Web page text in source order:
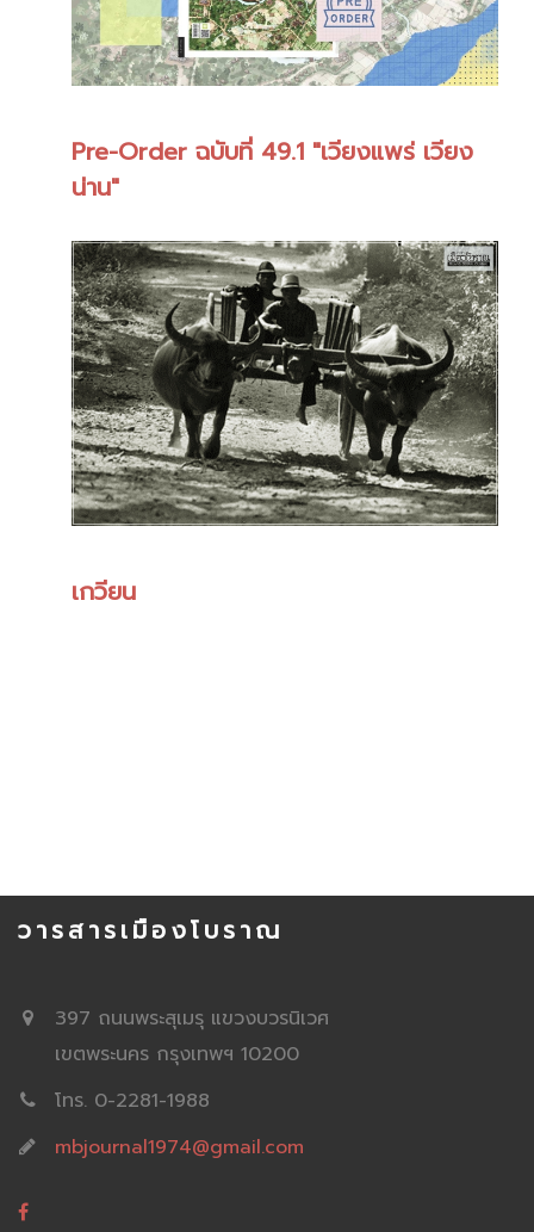
Pre-Order ฉบับที่ 49.1 "เวียงแพร่ เวียง
น่าน"
เกวียน
วารสารเมืองโบราณ
397 ถนนพระสุเมรุ แขวงบวรนิเวศ
เขตพระนคร กรุงเทพฯ 10200
โทร. 0-2281-1988
mbjournal1974@gmail.com